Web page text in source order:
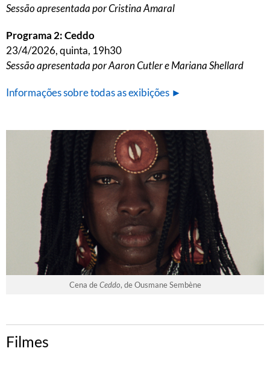
Sessão apresentada por Cristina Amaral
Programa 2: Ceddo
23/4/2026, quinta, 19h30
Sessão apresentada por Aaron Cutler e Mariana Shellard
Informações sobre todas as exibições ►
Cena deCeddo, de Ousmane Sembène
Filmes